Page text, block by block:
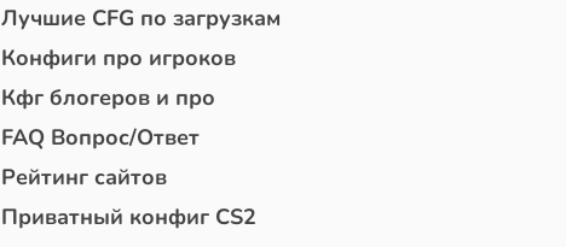
Лучшие CFG по загрузкам
Конфиги про игроков
Кфг блогеров и про
FAQ Вопрос/Ответ
Рейтинг сайтов
Приватный конфиг CS2